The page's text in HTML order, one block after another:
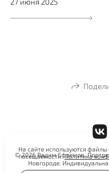
© 2026 Вадим Ефремов.
Новгороде.
На сайте используются
посещаемости.Политика